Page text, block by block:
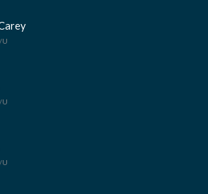
U
U
U